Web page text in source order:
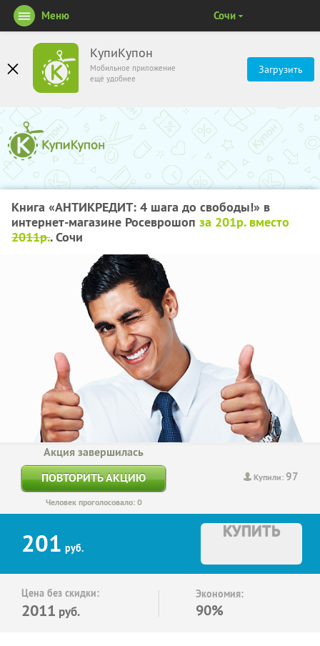
КупиКупон
Мобильное приложение
ещё удобнее
Загрузить
Меню Сочи
Книга «АНТИКРЕДИТ: 4 шага до свободы!» в
интернет-магазине Росеврошоп за 201р. вместо
2011р.. Сочи
Купили:97
Акция завершилась
ПОВТОРИТЬ АКЦИЮ
Человек проголосовало: 0
201 руб.
КУПИТЬ
Цена без скидки:
2011 руб.
Экономия:
90%